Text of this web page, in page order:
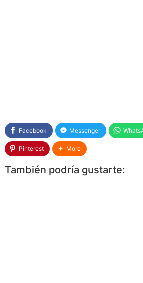
Facebook Messenger
Pinterest More
También podría gustarte: